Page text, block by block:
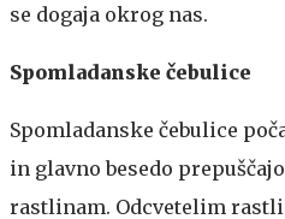
se dogaja okrog nas.
Spomladanske čebulice
Spomladanske čebulice
in glavno besedo
rastlinam. Odcvetelim